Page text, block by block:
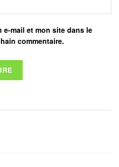
e-mail et mon site dans le
commentaire.